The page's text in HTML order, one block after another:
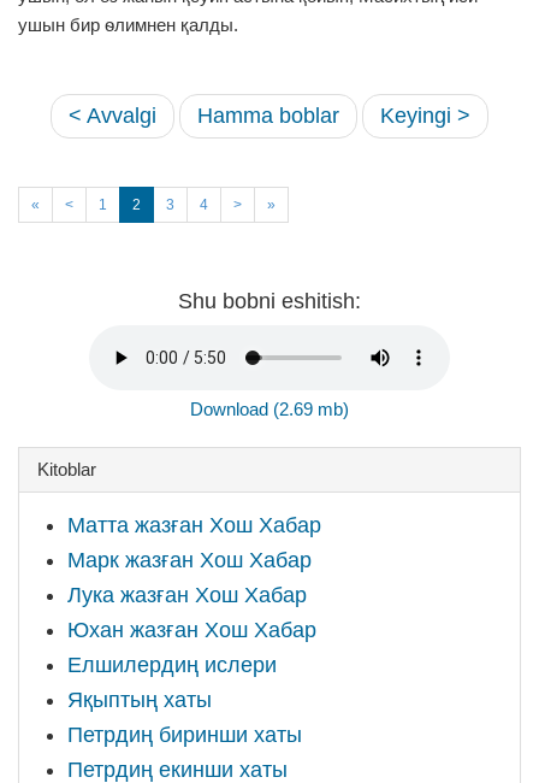
ушын бир ѳлимнен қалды.
< Avvalgi Hamma boblar Keyingi >
« < 1 2 3 4 > »
Shu bobni eshitish:
Download (2.69 mb)
Kitoblar
Матта жазған Хош Хабар
Марк жазған Хош Хабар
Лука жазған Хош Хабар
Юхан жазған Хош Хабар
Елшилердиң ислери
Яқыптың хаты
Петрдиң биринши хаты
Петрдиң екинши хаты